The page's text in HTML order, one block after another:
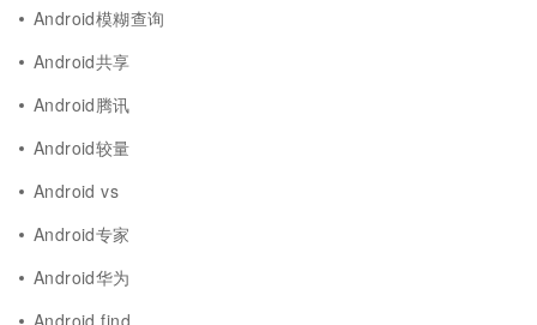
Android模糊查询
Android共享
Android腾讯
Android较量
Android vs
Android专家
Android华为
Android find